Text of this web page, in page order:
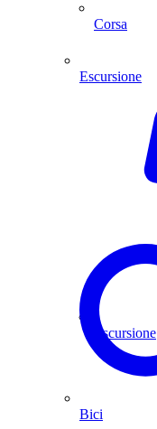
Corsa
Escursione
Escursione
Bici